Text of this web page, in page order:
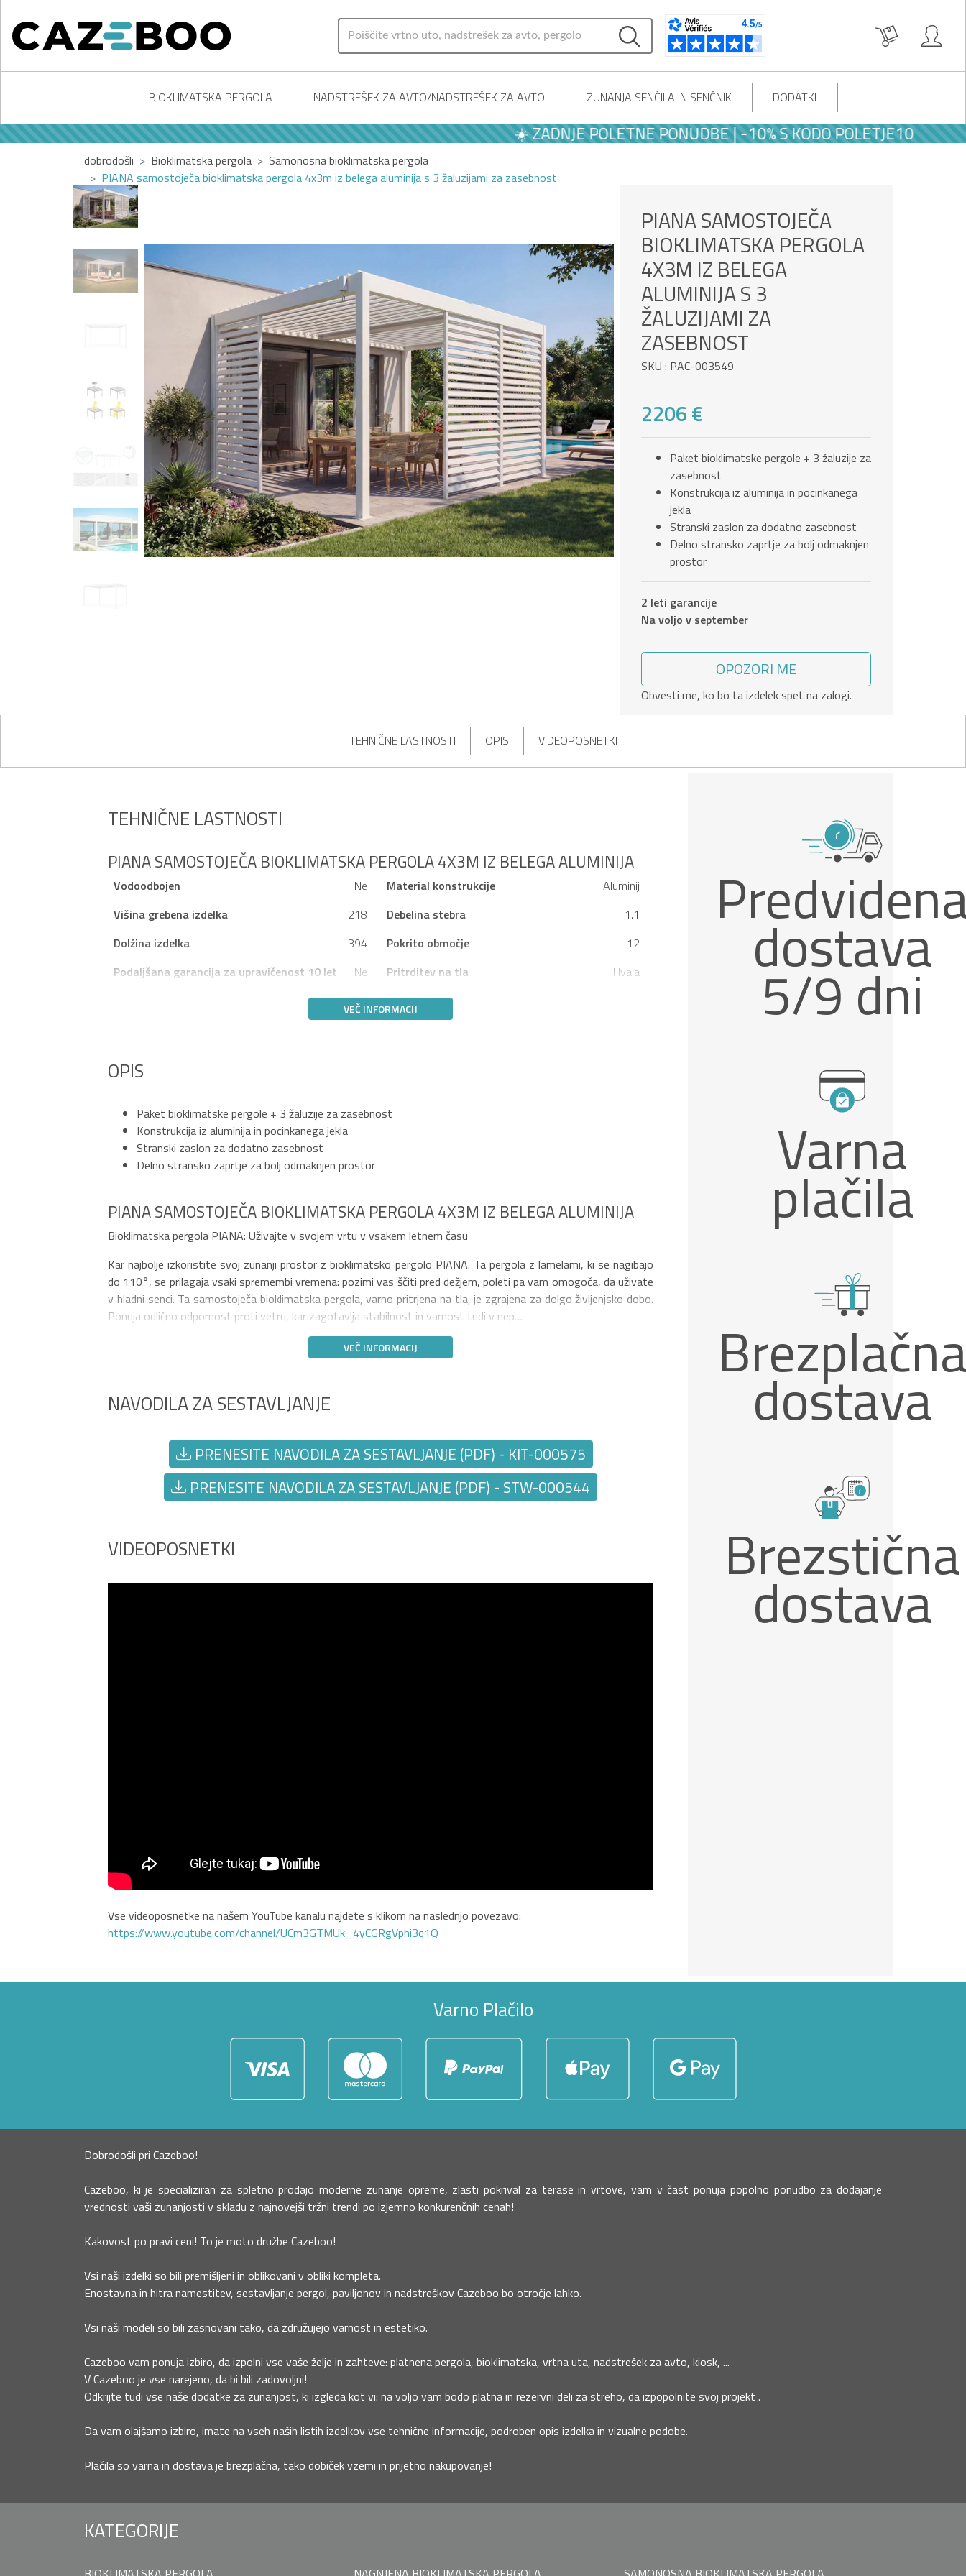
BIOKLIMATSKA PERGOLA NADSTREŠEK ZA AVTO/NADSTREŠEK ZA AVTO ZUNANJA SENČILA IN SENČNIK DODATKI
☀️ ZADNJE POLETNE PONUDBE | -10% S KODO POLETJE10
dobrodošli Bioklimatska pergola
Samonosna bioklimatska pergola
PIANA samostoječa bioklimatska pergola 4x3m iz belega aluminija s 3 žaluzijami za zasebnost
PIANA SAMOSTOJEČA
BIOKLIMATSKA PERGOLA
4X3M IZ BELEGA
ALUMINIJA S 3
ŽALUZIJAMI ZA
ZASEBNOST
SKU : PAC-003549
2206 €
Paket bioklimatske pergole + 3 žaluzije za
zasebnost
Konstrukcija iz aluminija in pocinkanega
jekla
Stranski zaslon za dodatno zasebnost
Delno stransko zaprtje za bolj odmaknjen
prostor
2 leti garancije
Na voljo v september
OPOZORI ME
Obvesti me, ko bo ta izdelek spet na zalogi.
TEHNIČNE LASTNOSTI OPIS VIDEOPOSNETKI
TEHNIČNE LASTNOSTI
PIANA SAMOSTOJEČA BIOKLIMATSKA PERGOLA 4X3M IZ BELEGA ALUMINIJA
Vodoodbojen Ne Material konstrukcije
Aluminij
Višina grebena izdelka
218 Debelina stebra
1.1
Dolžina izdelka
394 Pokrito območje
12
Podaljšana garancija za upravičenost 10 let
Ne Pritrditev na tla Hvala
VEČ INFORMACIJ
OPIS
Paket bioklimatske pergole + 3 žaluzije za zasebnost
Konstrukcija iz aluminija in pocinkanega jekla
Stranski zaslon za dodatno zasebnost
Delno stransko zaprtje za bolj odmaknjen prostor
PIANA SAMOSTOJEČA BIOKLIMATSKA PERGOLA 4X3M IZ BELEGA ALUMINIJA
Bioklimatska pergola PIANA: Uživajte v svojem vrtu v vsakem letnem času
Kar najbolje izkoristite svoj zunanji prostor z bioklimatsko pergolo PIANA. Ta pergola z lamelami, ki se nagibajo
do 110°, se prilagaja vsaki spremembi vremena: pozimi vas ščiti pred dežjem, poleti pa vam omogoča, da uživate
v hladni senci. Ta samostoječa bioklimatska pergola, varno pritrjena na tla, je zgrajena za dolgo življenjsko dobo.
Ponuja odlično odpornost proti vetru, kar zagotavlja stabilnost in varnost tudi v nep…
VEČ INFORMACIJ
NAVODILA ZA SESTAVLJANJE
PRENESITE NAVODILA ZA SESTAVLJANJE (PDF) - KIT-000575
PRENESITE NAVODILA ZA SESTAVLJANJE (PDF) - STW-000544
VIDEOPOSNETKI
Vse videoposnetke na našem YouTube kanalu najdete s klikom na naslednjo povezavo:
https://www.youtube.com/channel/UCm3GTMUk_4yCGRgVphi3q1Q
dostava
5/9 dni
Varna
plačila
dostava
Brezstična
dostava
Varno Plačilo
Dobrodošli pri Cazeboo!
Cazeboo, ki je specializiran za spletno prodajo moderne zunanje opreme, zlasti pokrival za terase in vrtove, vam v čast ponuja popolno ponudbo za dodajanje
vrednosti vaši zunanjosti v skladu z najnovejši tržni trendi po izjemno konkurenčnih cenah!
Kakovost po pravi ceni! To je moto družbe Cazeboo!
Vsi naši izdelki so bili premišljeni in oblikovani v obliki kompleta.
Enostavna in hitra namestitev, sestavljanje pergol, paviljonov in nadstreškov Cazeboo bo otročje lahko.
Vsi naši modeli so bili zasnovani tako, da združujejo varnost in estetiko.
Cazeboo vam ponuja izbiro, da izpolni vse vaše želje in zahteve: platnena pergola, bioklimatska, vrtna uta, nadstrešek za avto, kiosk, ...
V Cazeboo je vse narejeno, da bi bili zadovoljni!
Odkrijte tudi vse naše dodatke za zunanjost, ki izgleda kot vi: na voljo vam bodo platna in rezervni deli za streho, da izpopolnite svoj projekt .
Da vam olajšamo izbiro, imate na vseh naših listih izdelkov vse tehnične informacije, podroben opis izdelka in vizualne podobe.
Plačila so varna in dostava je brezplačna, tako dobiček vzemi in prijetno nakupovanje!
KATEGORIJE